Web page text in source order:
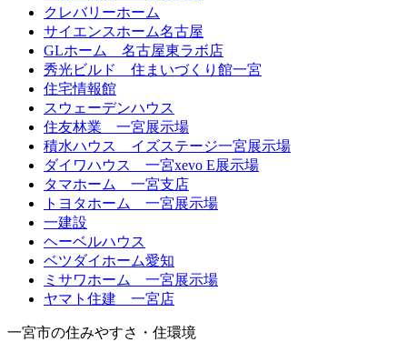
クレバリーホーム
サイエンスホーム名古屋
GLホーム 名古屋東ラボ店
秀光ビルド 住まいづくり館一宮
住宅情報館
スウェーデンハウス
住友林業 一宮展示場
積水ハウス イズステージ一宮展示場
ダイワハウス 一宮xevo E展示場
タマホーム 一宮支店
トヨタホーム 一宮展示場
一建設
ヘーベルハウス
ベツダイホーム愛知
ミサワホーム 一宮展示場
ヤマト住建 一宮店
一宮市の住みやすさ・住環境